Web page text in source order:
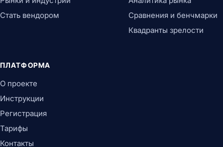
Стать вендором
Сравнения и бенчмарки
Квадранты зрелости
ПЛАТФОРМА
О проекте
Инструкции
Регистрация
Тарифы
Контакты